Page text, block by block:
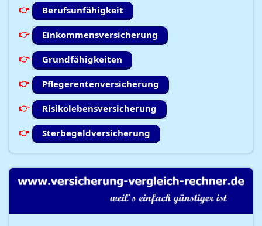
Berufsunfähigkeit
Einkommensversicherung
Grundfähigkeiten
Pflegerentenversicherung
Risikolebensversicherung
Sterbegeldversicherung